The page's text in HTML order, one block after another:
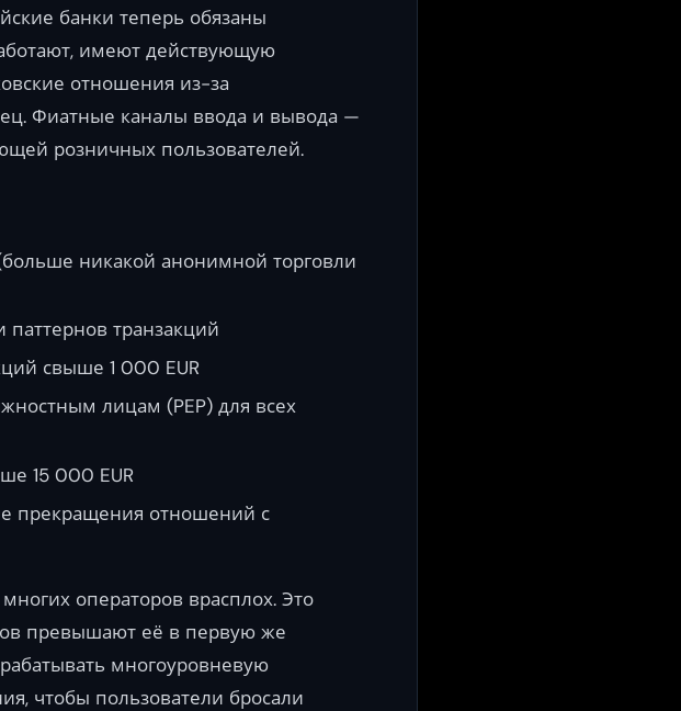
банки теперь обязаны
имеют действующую
отношения из-за
Фиатные каналы ввода и вывода —
розничных пользователей.
никакой анонимной торговли
транзакций
свыше 1 000 EUR
лицам (PEP) для всех
15 000 EUR
прекращения отношений с
операторов врасплох. Это
превышают её в первую же
многоуровневую
чтобы пользователи бросали